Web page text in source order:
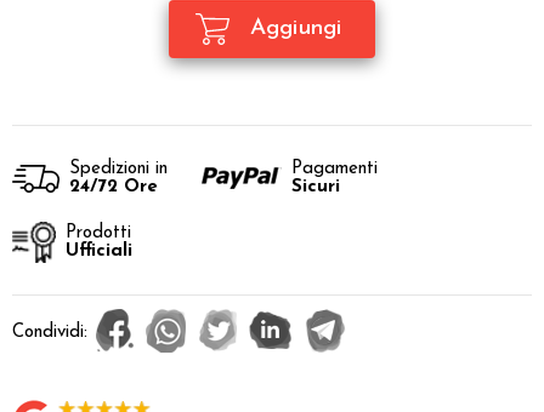
Spedizioni in
24/72 Ore
Pagamenti
Sicuri
Prodotti
Ufficiali
Condividi: